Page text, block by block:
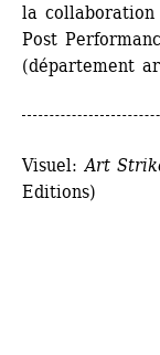
la
Post
(département
Visuel: Art
Editions)